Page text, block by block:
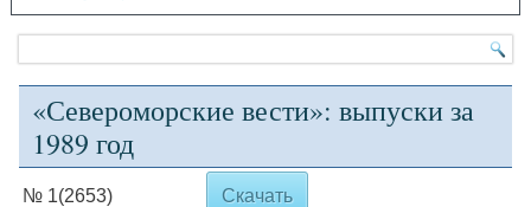
«Североморские вести»: выпуски за
1989 год
№ 1(2653) Скачать